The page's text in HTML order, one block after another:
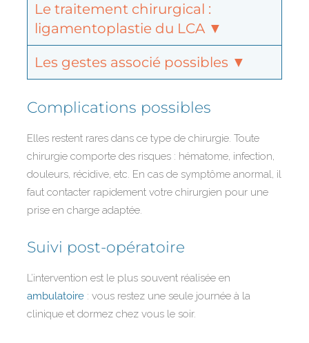
Le traitement chirurgical :
ligamentoplastie du LCA ▼
Les gestes associé possibles ▼
Complications possibles
Elles restent rares dans ce type de chirurgie. Toute
chirurgie comporte des risques : hématome, infection,
douleurs, récidive, etc. En cas de symptôme anormal, il
faut contacter rapidement votre chirurgien pour une
prise en charge adaptée.
Suivi post-opératoire
L’intervention est le plus souvent réalisée en
ambulatoire : vous restez une seule journée à la
clinique et dormez chez vous le soir.